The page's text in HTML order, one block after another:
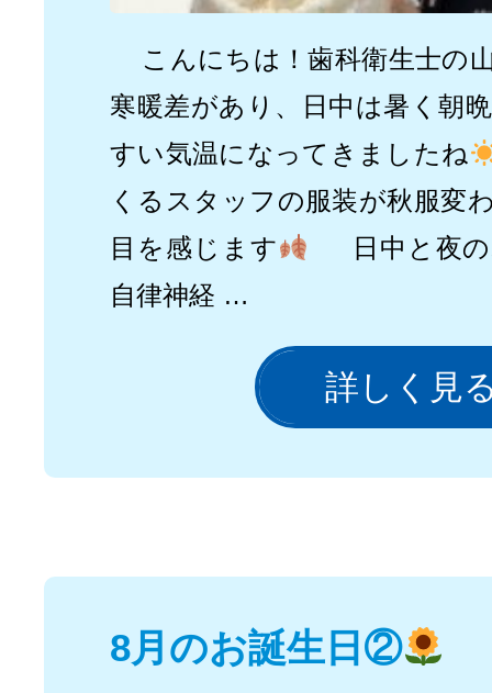
こんにちは！歯科衛生士の
寒暖差があり、日中は暑く朝
すい気温になってきましたね
くるスタッフの服装が秋服変
目を感じます
日中と夜の
自律神経 …
詳しく見
8月のお誕生日②